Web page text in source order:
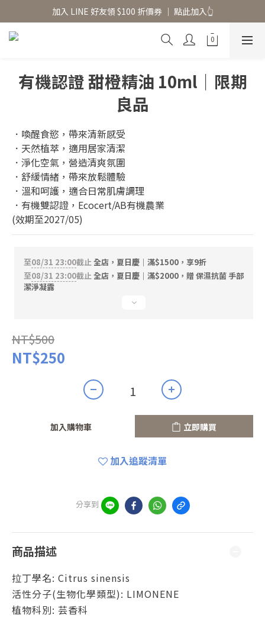
香氛水氧機、擴香香水原精  l 兩件85、三件79折
香氛水氧機、擴香香水原精  l 兩件85、三件79折
有機認證 甜橙精油 10ml｜限期
良品
．喚醒食慾，帶來清新感受
．天然植萃，適用居家清潔
．淨化空氣，營造清爽氛圍
．舒緩情緒，帶來放鬆體驗
．溫和呵護，適合日常肌膚調理
．有機雙認證，Ecocert/AB有機農業
(效期至2027/05)
至08/31 23:00截止全店，夏日慶｜滿$1500，享9折
至08/31 23:00截止全店，夏日慶｜滿$2000，贈 保濕抗菌 手部
潔淨凝露
NT$500
NT$250
加入購物車 立即購買
加入追蹤清單
分享到
商品描述
拉丁學名: Citrus sinensis
活性分子(生物化學類型): LIMONENE
植物科別: 芸香科